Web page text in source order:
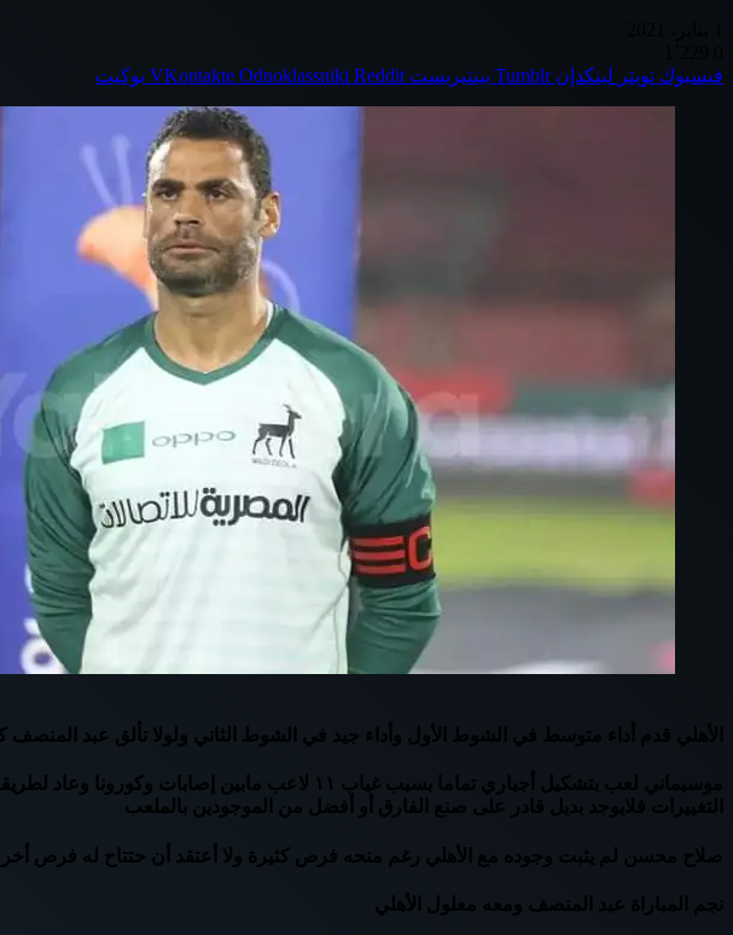
فيسبوك تويتر لينكدإن بينتيريست Odnoklassniki بوكيت
الأهلي قدم أداء متوسط في الشوط الأول وأداء جيد في الشوط الثاني ولولا تألق عبد المنصف
التغييرات فلايوجد بديل قادر على صنع الفارق أو أفضل من الموجودين بالملعب
صلاح محسن لم يثبت وجوده مع الأهلي رغم منحه فرص كثيرة ولا أعتقد أن حتتاح له فرص
نجم المباراة عبد المنصف ومعه معلول الأهلي